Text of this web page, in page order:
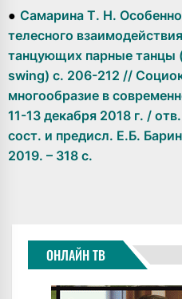
● Самарина Т. Н.
телесного
танцующих парные танцы
swing) с. 206-212 //
многообразие в
11-13 декабря 2018 г. /
сост. и предисл. Е.Б.
2019. – 318 с.
ОНЛАЙН ТВ